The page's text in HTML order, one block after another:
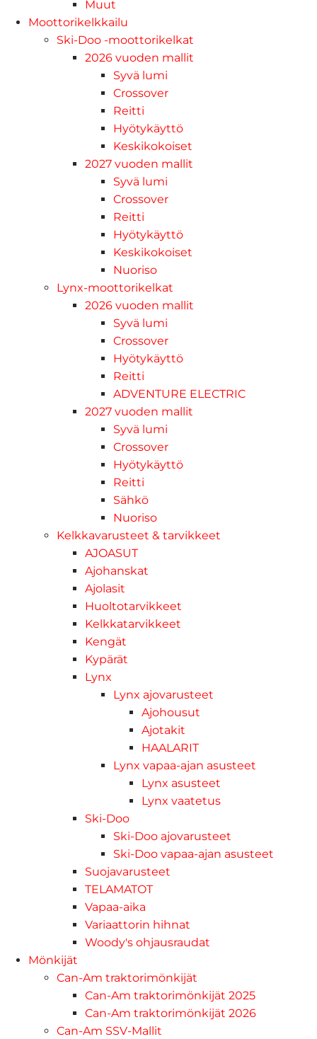
Muut
Moottorikelkkailu
Ski-Doo -moottorikelkat
2026 vuoden mallit
Syvä lumi
Crossover
Reitti
Hyötykäyttö
Keskikokoiset
2027 vuoden mallit
Syvä lumi
Crossover
Reitti
Hyötykäyttö
Keskikokoiset
Nuoriso
Lynx-moottorikelkat
2026 vuoden mallit
Syvä lumi
Crossover
Hyötykäyttö
Reitti
ADVENTURE ELECTRIC
2027 vuoden mallit
Syvä lumi
Crossover
Hyötykäyttö
Reitti
Sähkö
Nuoriso
Kelkkavarusteet & tarvikkeet
AJOASUT
Ajohanskat
Ajolasit
Huoltotarvikkeet
Kelkkatarvikkeet
Kengät
Kypärät
Lynx
Lynx ajovarusteet
Ajohousut
Ajotakit
HAALARIT
Lynx vapaa-ajan asusteet
Lynx asusteet
Lynx vaatetus
Ski-Doo
Ski-Doo ajovarusteet
Ski-Doo vapaa-ajan asusteet
Suojavarusteet
TELAMATOT
Vapaa-aika
Variaattorin hihnat
Woody's ohjausraudat
Mönkijät
Can-Am traktorimönkijät
Can-Am traktorimönkijät 2025
Can-Am traktorimönkijät 2026
Can-Am SSV-Mallit